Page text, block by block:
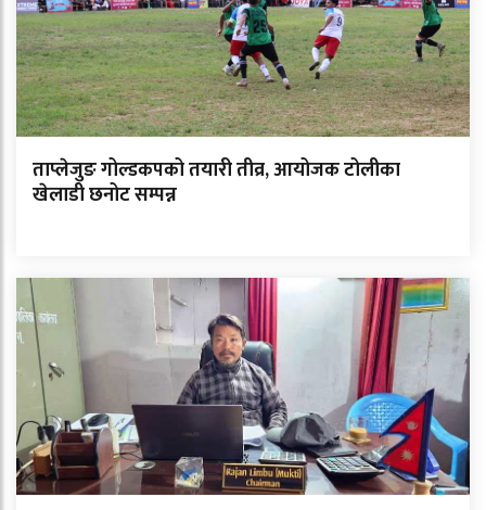
ताप्लेजुङ गोल्डकपको तयारी तीव्र, आयोजक टोलीका
खेलाडी छनोट सम्पन्न